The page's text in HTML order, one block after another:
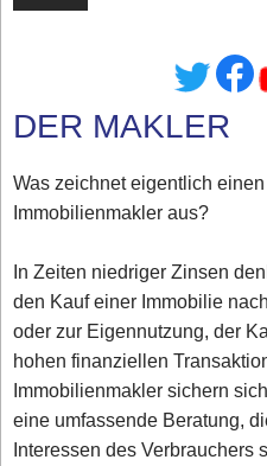
DER MAKLER
Was zeichnet eigentlich
Immobilienmakler aus?
In Zeiten niedriger Zinsen
den Kauf einer Immobilie
oder zur Eigennutzung, der
hohen finanziellen
Immobilienmakler sichern
eine umfassende Beratung,
Interessen des Verbrauchers